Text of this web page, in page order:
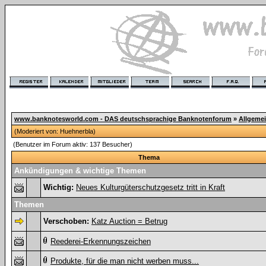
www.banknotesworld.com - DAS deutschsprachige Banknotenforum »
(Moderiert von: Huehnerbla)
(Benutzer im Forum aktiv: 137 Besucher)
Thema
Ankündigungen & wichtige Themen
Wichtig: Neues Kulturgüterschutzgesetz tritt in Kraft
Themen
Verschoben: Katz Auction = Betrug
Reederei-Erkennungszeichen
Produkte, für die man nicht werben muss...